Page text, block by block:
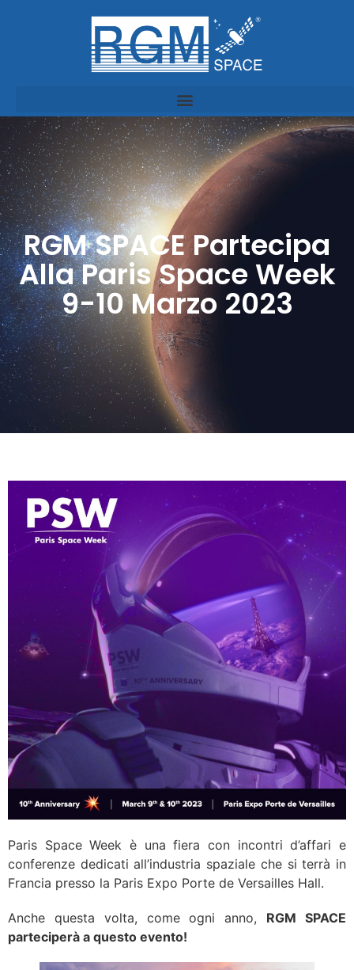
RGM SPACE Partecipa
Alla Paris Space Week
9-10 Marzo 2023
Paris Space Week è una fiera con incontri d’affari e
conferenze dedicati all’industria spaziale che si terrà in
Francia presso la Paris Expo Porte de Versailles Hall.
Anche questa volta, come ogni anno, RGM SPACE
parteciperà a questo evento!